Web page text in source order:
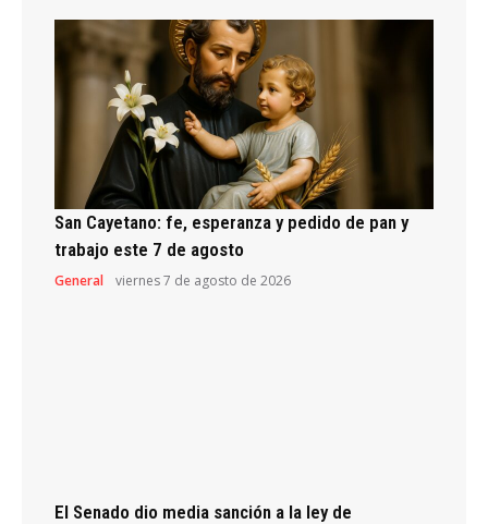
San Cayetano: fe, esperanza y pedido de pan y
trabajo este 7 de agosto
General viernes 7 de agosto de 2026
El Senado dio media sanción a la ley de